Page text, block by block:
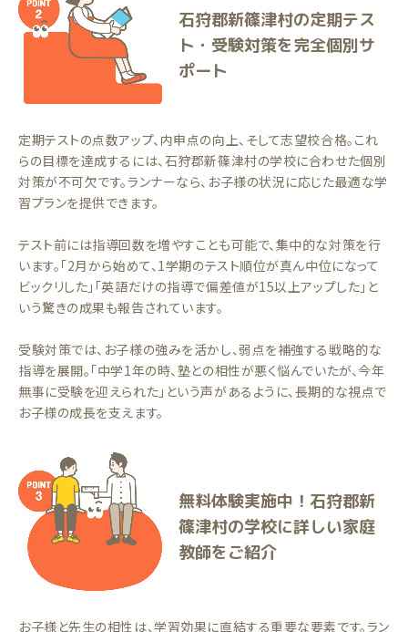
石狩郡新篠津村の定期テス
ト・受験対策を完全個別サ
ポート
定期テストの点数アップ、内申点の向上、そして志望校合格。これ
らの目標を達成するには、石狩郡新篠津村の学校に合わせた個別
対策が不可欠です。ランナーなら、お子様の状況に応じた最適な学
習プランを提供できます。
テスト前には指導回数を増やすことも可能で、集中的な対策を行
います。「2月から始めて、1学期のテスト順位が真ん中位になって
ビックリした」「英語だけの指導で偏差値が15以上アップした」と
いう驚きの成果も報告されています。
受験対策では、お子様の強みを活かし、弱点を補強する戦略的な
指導を展開。「中学1年の時、塾との相性が悪く悩んでいたが、今年
無事に受験を迎えられた」という声があるように、長期的な視点で
お子様の成長を支えます。
無料体験実施中！石狩郡新
篠津村の学校に詳しい家庭
教師をご紹介
お子様と先生の相性は、学習効果に直結する重要な要素です。ラン